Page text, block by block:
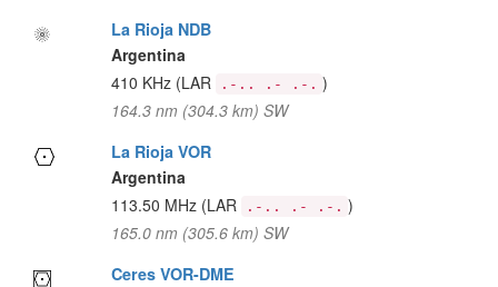
La Rioja NDB
Argentina
410 KHz (LAR .-.. .- .-. )
164.3 nm (304.3 km) SW
La Rioja VOR
Argentina
113.50 MHz (LAR .-.. .- .-. )
165.0 nm (305.6 km) SW
Ceres VOR-DME